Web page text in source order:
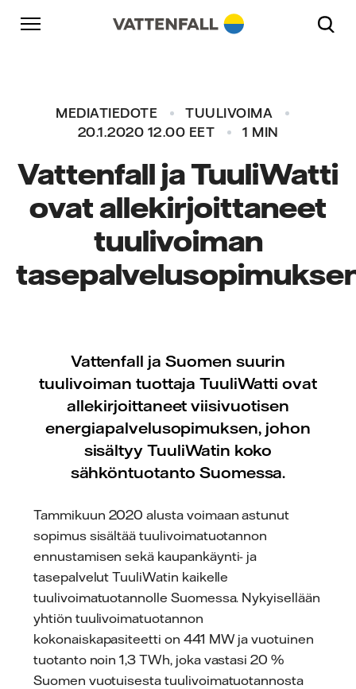
Skip to content
Päänavigaatioon
Siirry alatunnisteeseen
MEDIATIEDOTE
TUULIVOIMA
20.1.2020 12.00 EET
1 MIN
Vattenfall ja TuuliWatti
ovat allekirjoittaneet
tuulivoiman
Vattenfall ja Suomen suurin
tuulivoiman tuottaja TuuliWatti ovat
allekirjoittaneet viisivuotisen
energiapalvelusopimuksen, johon
sisältyy TuuliWatin koko
sähköntuotanto Suomessa.
Tammikuun 2020 alusta voimaan astunut
sopimus sisältää tuulivoimatuotannon
ennustamisen sekä kaupankäynti- ja
tasepalvelut TuuliWatin kaikelle
tuulivoimatuotannolle Suomessa. Nykyisellään
yhtiön tuulivoimatuotannon
kokonaiskapasiteetti on 441 MW ja vuotuinen
tuotanto noin 1,3 TWh, joka vastasi 20 %
Suomen vuotuisesta tuulivoimatuotannosta
Päänavigaatioon